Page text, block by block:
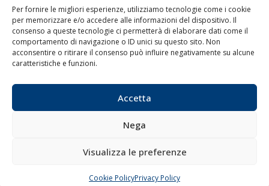
Per fornire le migliori esperienze, utilizziamo tecnologie come i cookie
per memorizzare e/o accedere alle informazioni del dispositivo. Il
consenso a queste tecnologie ci permetterà di elaborare dati come il
comportamento di navigazione o ID unici su questo sito. Non
acconsentire o ritirare il consenso può influire negativamente su alcune
caratteristiche e funzioni.
Accetta
Nega
Visualizza le preferenze
Cookie PolicyPrivacy Policy
Porti/Interporti
Trasporti
Varie
Blue economy
Chi siamo
Contatti
CHIAMA SCRIVI